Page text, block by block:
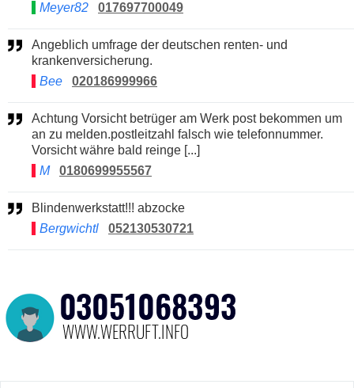
Meyer82
017697700049
Angeblich umfrage der deutschen renten- und
krankenversicherung.
Bee
020186999966
Achtung Vorsicht betrüger am Werk post bekommen um
an zu melden.postleitzahl falsch wie telefonnummer.
Vorsicht währe bald reinge [...]
M
0180699955567
Blindenwerkstatt!!! abzocke
Bergwichtl
052130530721